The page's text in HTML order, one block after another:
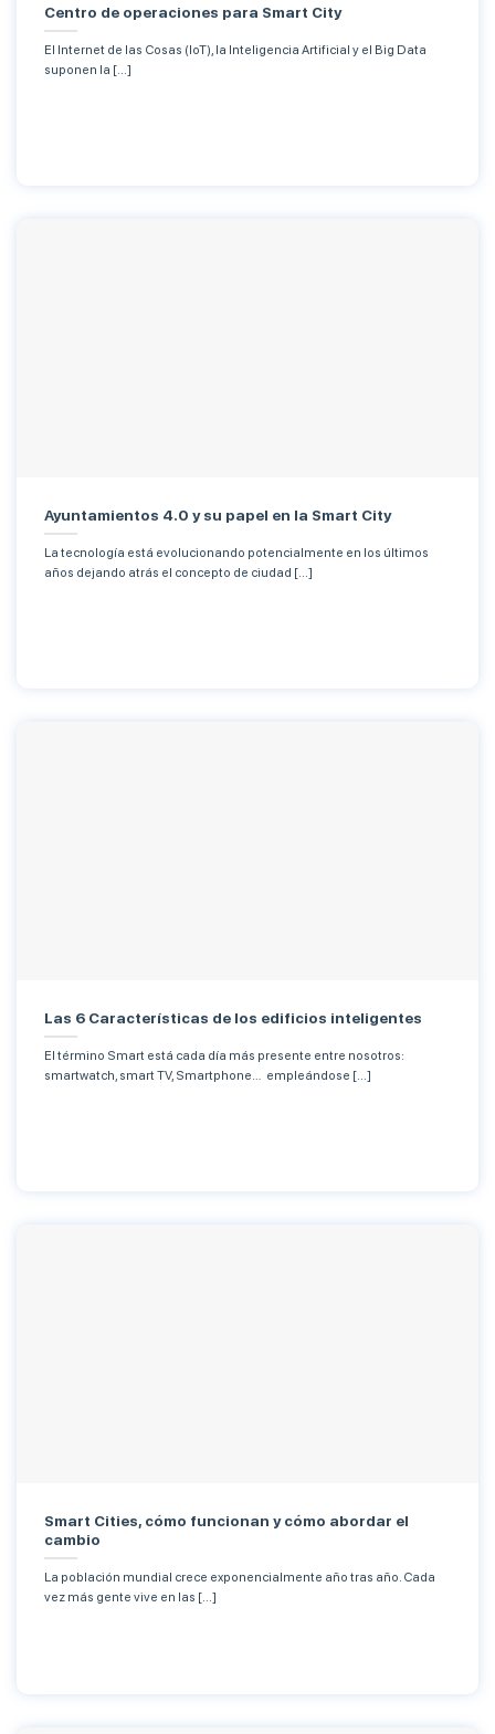
Centro de operaciones para Smart City
El Internet de las Cosas (IoT), la Inteligencia Artificial y el Big Data
suponen la [...]
Ayuntamientos 4.0 y su papel en la Smart City
La tecnología está evolucionando potencialmente en los últimos
años dejando atrás el concepto de ciudad [...]
Las 6 Características de los edificios inteligentes
El término Smart está cada día más presente entre nosotros:
smartwatch, smart TV, Smartphone… empleándose [...]
Smart Cities, cómo funcionan y cómo abordar el
cambio
La población mundial crece exponencialmente año tras año. Cada
vez más gente vive en las [...]